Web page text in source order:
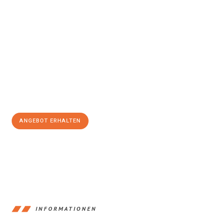
ANGEBOT ERHALTEN
INFORMATIONEN